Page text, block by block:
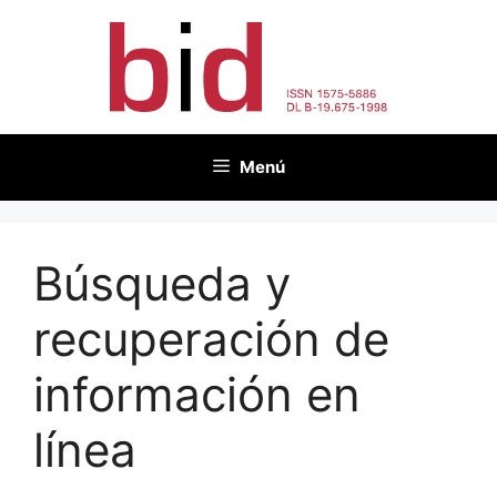
Menú
Búsqueda y
recuperación de
información en
línea